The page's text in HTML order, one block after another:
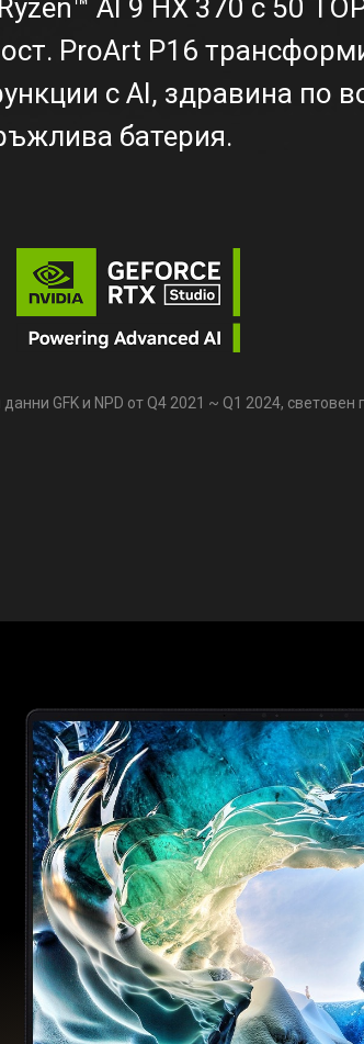
AI 9 HX 370 с 50
ProArt P16
с AI, здравина по
батерия.
GFK и NPD от Q4 2021 ~ Q1 2024, световен